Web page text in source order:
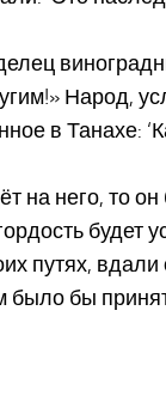
Народ,
в Танахе:
на него, то
путях, вдали
бы